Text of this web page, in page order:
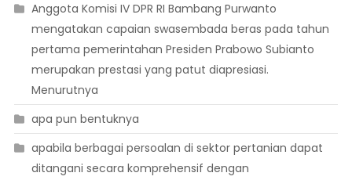
Anggota Komisi IV DPR RI Bambang Purwanto
mengatakan capaian swasembada beras pada tahun
pertama pemerintahan Presiden Prabowo Subianto
merupakan prestasi yang patut diapresiasi.
Menurutnya
apa pun bentuknya
apabila berbagai persoalan di sektor pertanian dapat
ditangani secara komprehensif dengan